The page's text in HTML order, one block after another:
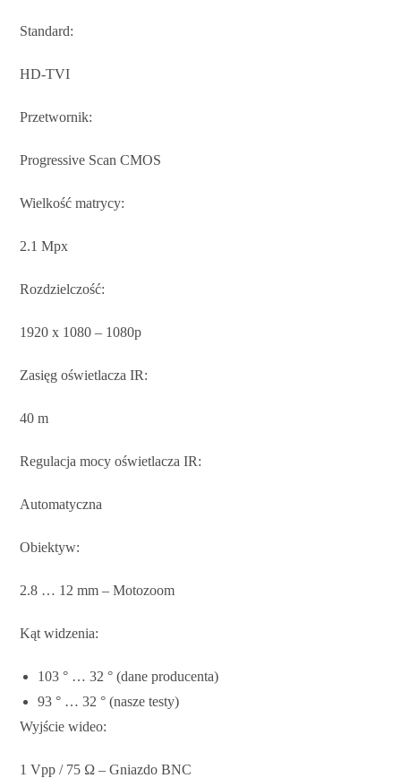
Standard:
HD-TVI
Przetwornik:
Progressive Scan CMOS
Wielkość matrycy:
2.1 Mpx
Rozdzielczość:
1920 x 1080 – 1080p
Zasięg oświetlacza IR:
40 m
Regulacja mocy oświetlacza IR:
Automatyczna
Obiektyw:
2.8 … 12 mm – Motozoom
Kąt widzenia:
103 ° … 32 ° (dane producenta)
93 ° … 32 ° (nasze testy)
Wyjście wideo:
1 Vpp / 75 Ω – Gniazdo BNC